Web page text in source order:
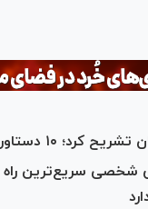
ایران از جنگ رمضان
سریع‌ترین راه